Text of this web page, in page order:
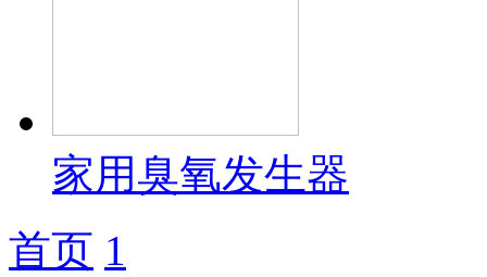
家用臭氧发生器
首页 1